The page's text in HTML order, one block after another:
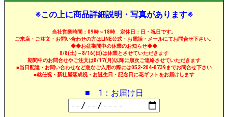
※この上に商品詳細説明・写真があります※
当社営業時間：09時～18時 定休日：日・祝日です。
ご来店・ご注文・お問い合わせの方はLINE公式・お電話・メールにてお問合せ下さい。
◆◆お盆期間中の休業のお知らせ◆◆
8/8(土)～8/16(日)は休業とさせていただきます
期間中のお問合せやご注文は8/17(月)以降に順次ご連絡させていただきます
■当日配達・お問い合わせなど急なご入用の際には052-204-8739までお問合せ下さい
■就任祝・新社屋落成祝・お誕生日・記念日に花ギフトをお届けします
■ 1：お届け日